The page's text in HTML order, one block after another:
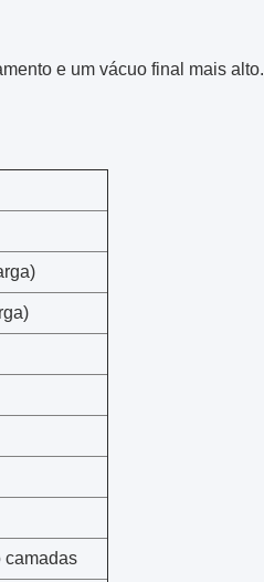
e um vácuo final mais alto.
camadas